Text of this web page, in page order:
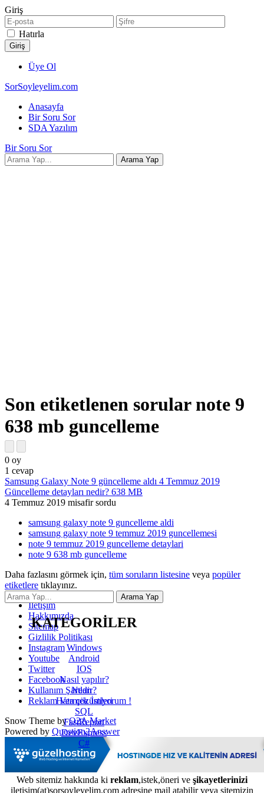
Giriş
Hatırla
Üye Ol
SorSoyleyelim.com
Anasayfa
Bir Soru Sor
SDA Yazılım
Bir Soru Sor
Son etiketlenen sorular note 9
638 mb guncelleme
0 oy
1 cevap
Samsung Galaxy Note 9 güncelleme aldı 4 Temmuz 2019
Güncelleme detayları nedir? 638 MB
4 Temmuz 2019 misafir sordu
samsung galaxy note 9 guncelleme aldi
samsung galaxy note 9 temmuz 2019 guncellemesi
note 9 temmuz 2019 guncelleme detaylari
note 9 638 mb guncelleme
Daha fazlasını görmek için, tüm soruların listesine veya popüler
etiketlere tıklayınız.
KATEGORİLER
Windows
Android
IOS
Nasıl yapılır?
Nedir?
Hata çözümleri
SQL
FastReport
DevExpress
C#
İletişim
Hakkımızda
Sitemap
Gizlilik Politikası
Instagram
Youtube
Twitter
Facebook
Kullanım Şartları
Reklam Vermek İstiyorum !
Snow Theme byQ2A Market
Powered by Question2Answer
Web sitemiz hakkında ki reklam,istek,öneri ve şikayetlerinizi
iletisim(at)sorsoyleyelim.com adresine mail atabilir veya sitemizin